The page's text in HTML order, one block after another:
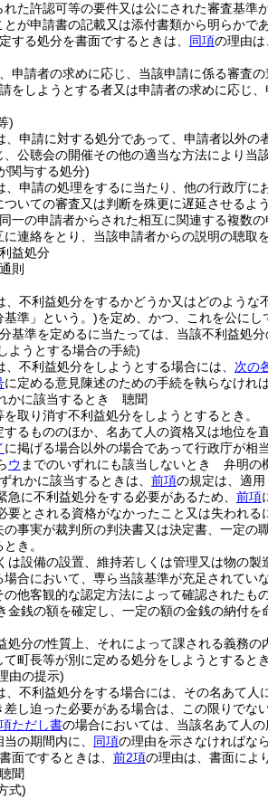
れた許認可等の要件又は公にされた審査基準
とが申請書の記載又は添付書類から明らかで
する処分を書面でするときは、 同項の理由は
申請者の求めに応じ、当該申請に係る審査
をしようとする者又は申請者の求めに応じ
)
、申請に対する処分であって、申請者以外
、公聴会の開催その他の適当な方法により当
関与する処分)
、申請の処理をするに当たり、他の行政庁
いての審査又は判断を殊更に遅延させるよ
一の申請者からされた相互に関連する複数
連絡をとり、当該申請者からの説明の聴取
益処分
通則
、不利益処分をするかどうか又はどのよう
基準」という。)を定め、かつ、これを公にし
基準を定めるに当たっては、当該不利益処
ようとする場合の手続)
、不利益処分をしようとする場合には、 次の
に定める意見陳述のための手続を執らなけれ
かに該当するとき 聴聞
を取り消す不利益処分をしようとするとき。
するもののほか、名あて人の資格又は地位を
に掲げる場合以外の場合であって行政庁が相
ウ までのいずれにも該当しないとき 弁明の
れかに該当するときは、 前項の規定は、適用
急に不利益処分をする必要があるため、 前項
要とされる資格がなかったこと又は失われ
の事実が裁判所の判決書又は決定書、一定の
き。
は設備の設置、維持若しくは管理又は物の
場合において、専ら当該基準が充足されて
他客観的な認定方法によって確認されたも
金銭の額を確定し、一定の額の金銭の納付
処分の性質上、それによって課される義務
町長等が別に定める処分をしようとするとき
由の提示)
、不利益処分をする場合には、その名あて人
し迫った必要がある場合は、この限りでない
ただし書の場合においては、当該名あて人
の期間内に、 同項の理由を示さなければなら
面でするときは、 前2項の理由は、書面によ
聴聞
式)